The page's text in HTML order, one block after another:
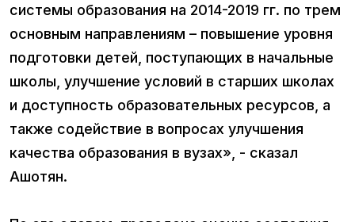
системы образования на 2014-2019 гг. по трем
основным направлениям – повышение уровня
подготовки детей, поступающих в начальные
школы, улучшение условий в старших школах
и доступность образовательных ресурсов, а
также содействие в вопросах улучшения
качества образования в вузах», - сказал
Ашотян.